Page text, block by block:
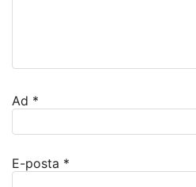
Ad *
E-posta *